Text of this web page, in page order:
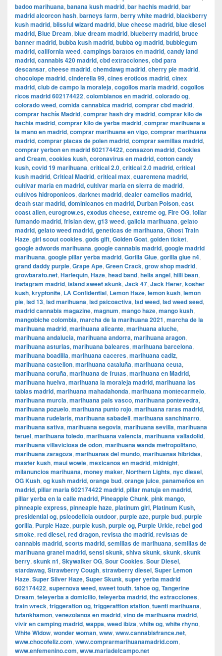
badoo marihuana, banana kush madrid, bar hachis madrid, bar
madrid alcorcon hash, barneys farm, berry white madrid, blackberry
kush madrid, blissful wizard madrid, blue cheese madrid, blue diesel
madrid, Blue Dream, blue dream madrid, blueberry madrid, bruce
banner madrid, bubba kush madrid, bubba og madrid, bubblegum
madrid, california weed, campings baratos en madrid, candy land
madrid, cannabis 420 madrid, cbd extracciones, cbd para
descansar, cheese madrid, chemdawg madrid, cherry pie madrid,
chocolope madrid, cinderella 99, cines eroticos madrid, cinex
madrid, club de campo la moraleja, cogollos maria madrid, cogollos
ricos madrid 602174422, colombianos en madrid, colorado og,
colorado weed, comida cannabica madrid, comprar cbd madrid,
comprar hachís Madrid, comprar hash dry madrid, comprar kilo de
hachis madrid, comprar kilo de yerba madrid, comprar marihuana a
la mano en madrid, comprar marihuana en vigo, comprar marihuana
madrid, comprar placas de polen madrid, comprar semillas madrid,
comprar yerbon en madrid 602174422, consazon madrid, Cookies
and Cream, cookies kush, coronavirus en madrid, cotton candy
kush, covid 19 marihuana, critical 2.0, critical 2.0 madrid, critical
kush madrid, Critical Madrid, critical max, cuarentena madrid,
cultivar maria en madrid, cultivar maria en sierra de madrid,
cultivos hidroponicos, darknet madrid, dealer camellos madrid,
death star madrid, dominicanos en madrid, Durban Poison, east
coast alien, eurogrow.es, exodus cheese, extreme og, Fire OG, follar
fumando madrid, frisian dew, g13 weed, galicia marihuana, gelato
madrid, gelato weed madrid, geneticas de marihuana, Ghost Train
Haze, girl scout cookies, gods gift, Golden Goat, golden ticket,
google adwords marihuana, google cannabis madrid, google madrid
marihuana, google pillar yerba madrid, Gorilla Glue, gorilla glue n4,
grand daddy purple, Grape Ape, Green Crack, grow shop madrid,
growbarato.net, Harlequin, Haze, head band, hells angel, hilli bean,
instagram madrid, island sweet skunk, Jack 47, Jack Herer, kosher
kush, kryptonite, LA Confidential, Lemon Haze, lemon kush, lemon
pie, lsd 13, lsd marihuana, lsd psicoactiva, lsd weed, lsd weed seed,
madrid cannabis magazine, magnum, mango haze, mango kush,
mangobiche colombia, marcha de la marihuana 2021, marcha de la
marihuana madrid, marihuana alicante, marihuana aluche,
marihuana andalucia, marihuana andorra, marihuana aragon,
marihuana asturias, marihuana baleares, marihuana barcelona,
marihuana boadilla, marihuana caceres, marihuana cadiz,
marihuana castellon, marihuana cataluña, marihuana ceuta,
marihuana coruña, marihuana de frutas, marihuana en Madrid,
marihuana huelva, marihuana la moraleja madrid, marihuana las
tablas madrid, marihuana mahadahonda, marihuana montecarmelo,
marihuana murcia, marihuana pais vasco, marihuana pontevedra,
marihuana pozuelo, marihuana punto rojo, marihuana raras madrid,
marihuana rudelaris, marihuana sabadell, marihuana sanchinarro,
marihuana sativa, marihuana segovia, marihuana sevilla, marihuana
teruel, marihuana toledo, marihuana valencia, marihuana valladolid,
marihuana villaviciosa de odon, marihuana wanda metropolitano,
marihuana zaragoza, marihuanas del mundo, marihuanas hibridas,
master kush, maui wowie, mexicanos en madrid, midnight,
milanuncios marihuana, money maker, Northern Lights, nyc diesel,
OG Kush, og kush madrid, orange bud, orange juice, panameños en
madrid, pillar maria 602174422 madrid, pillar matuja en madrid,
pillar yerba en la calle madrid, Pineapple Chunk, pink mango,
pinneaple express, pinneaple haze, platinum girl, Platinum Kush,
presidential og, psicodelicia outdoor, purple aze, purple bud, purple
gorilla, Purple Haze, purple kush, purple og, Purple Urkle, rebel god
smoke, red diesel, red dragon, revista thc madrid, revistas de
cannabis madrid, scorts madrid, semillas de marihuana, semillas de
marihuana granel madrid, sensi skunk, shiva skunk, skunk, skunk
berry, skunk n1, Skywalker OG, Sour Cookies, Sour Diesel,
stardawag, Strawberry Cough, strawberry diesel, Super Lemon
Haze, Super Silver Haze, Super Skunk, super yerba madrid
602174422, supernova weed, sweet touth, tahoe og, Tangerine
Dream, teleyerba a domicilio, teleyerba madrid, thc extracciones,
train wreck, triggeration og, triggerattion station, tuenti marihuana,
tutankhamon, venezolanos en madrid, vino de marihuana madrid,
vivir en camping madrid, wappa, weed ibiza, white og, white rhyno,
White Widow, wonder woman, www, www.cannabisfrance.net,
www.chocofeliz.com, www.comprarmarihuanamadrid.com,
www.enfemenino.com, www.mariadelcampo.net